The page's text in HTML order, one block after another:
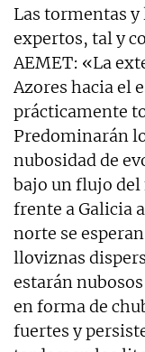
Las tormentas y
expertos, tal y
AEMET: «La
Azores hacia el
prácticamente
Predominarán
nubosidad de
bajo un flujo del
frente a Galicia
norte se
lloviznas
estarán
en forma de
fuertes y